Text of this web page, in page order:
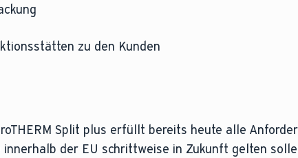
zu den Kunden
Split plus erfüllt bereits heute alle
der EU schrittweise in Zukunft gelten